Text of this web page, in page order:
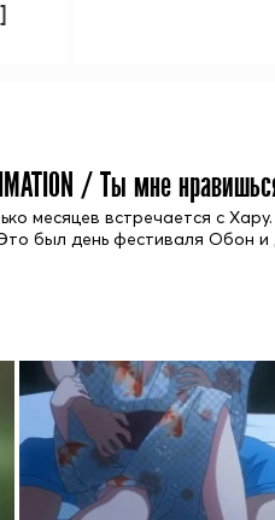
/ Ты мне
месяцев встречается с
был день фестиваля Обон